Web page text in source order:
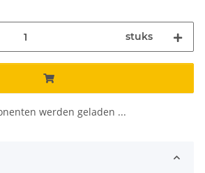
stuks
werden geladen ...